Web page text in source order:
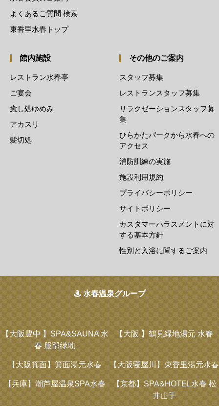
よくあるご質問 検索
東香里水春トップ
館内施設
レストラン水春亭
ご宴会
癒し処ゆめみ
アカスリ
髪切処
その他のご案内
スタッフ募集
レストランスタッフ募集
リラクゼーションスタッフ募
集
ひらかたパークから水春への
アクセス
消防訓練の実施
施設利用規約
プライバシーポリシー
サイトポリシー
カスタマーハラスメントに対
する基本方針
性別と入浴に関するご案内
♨ 水春温泉グループ
【大阪豊中 】SPA&SAUNA 水
春 服部緑地
【大阪 】鶴見緑地湯元 水春
【大阪箕面】箕面湯元水春 【大阪寝屋川】 東香里湯元水春
【兵庫】潮芦屋温泉SPA水春 【京都】SPA&HOTEL水春 松
井山手